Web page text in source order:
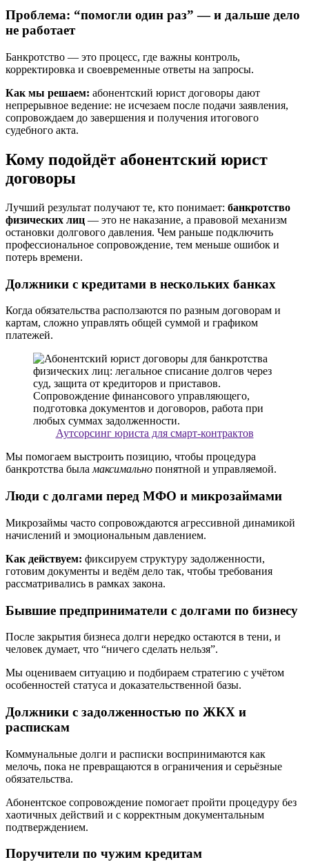
Проблема: “помогли один раз” — и дальше дело
не работает
Банкротство — это процесс, где важны контроль,
корректировка и своевременные ответы на запросы.
Как мы решаем: абонентский юрист договоры дают
непрерывное ведение: не исчезаем после подачи заявления,
сопровождаем до завершения и получения итогового
судебного акта.
Кому подойдёт абонентский юрист
договоры
Лучший результат получают те, кто понимает: банкротство
физических лиц — это не наказание, а правовой механизм
остановки долгового давления. Чем раньше подключить
профессиональное сопровождение, тем меньше ошибок и
потерь времени.
Должники с кредитами в нескольких банках
Когда обязательства расползаются по разным договорам и
картам, сложно управлять общей суммой и графиком
платежей.
Аутсорсинг юриста для смарт-контрактов
Мы помогаем выстроить позицию, чтобы процедура
банкротства была максимально понятной и управляемой.
Люди с долгами перед МФО и микрозаймами
Микрозаймы часто сопровождаются агрессивной динамикой
начислений и эмоциональным давлением.
Как действуем: фиксируем структуру задолженности,
готовим документы и ведём дело так, чтобы требования
рассматривались в рамках закона.
Бывшие предприниматели с долгами по бизнесу
После закрытия бизнеса долги нередко остаются в тени, и
человек думает, что “ничего сделать нельзя”.
Мы оцениваем ситуацию и подбираем стратегию с учётом
особенностей статуса и доказательственной базы.
Должники с задолженностью по ЖКХ и
распискам
Коммунальные долги и расписки воспринимаются как
мелочь, пока не превращаются в ограничения и серьёзные
обязательства.
Абонентское сопровождение помогает пройти процедуру без
хаотичных действий и с корректным документальным
подтверждением.
Поручители по чужим кредитам